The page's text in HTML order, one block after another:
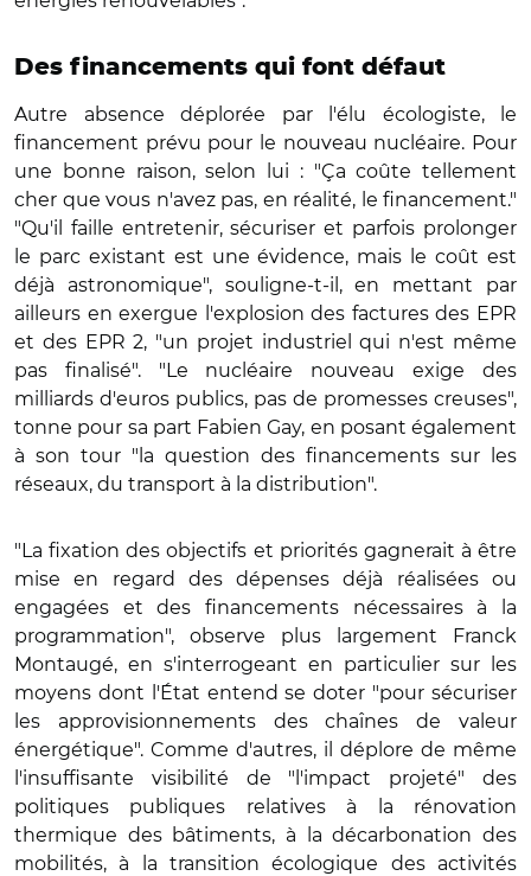
Des financements qui font défaut
Autre absence déplorée par l'élu écologiste, le
financement prévu pour le nouveau nucléaire. Pour
une bonne raison, selon lui : "Ça coûte tellement
cher que vous n'avez pas, en réalité, le financement."
"Qu'il faille entretenir, sécuriser et parfois prolonger
le parc existant est une évidence, mais le coût est
déjà astronomique", souligne-t-il, en mettant par
ailleurs en exergue l'explosion des factures des EPR
et des EPR 2, "un projet industriel qui n'est même
pas finalisé". "Le nucléaire nouveau exige des
milliards d'euros publics, pas de promesses creuses",
tonne pour sa part Fabien Gay, en posant également
à son tour "la question des financements sur les
réseaux, du transport à la distribution".
"La fixation des objectifs et priorités gagnerait à être
mise en regard des dépenses déjà réalisées ou
engagées et des financements nécessaires à la
programmation", observe plus largement Franck
Montaugé, en s'interrogeant en particulier sur les
moyens dont l'État entend se doter "pour sécuriser
les approvisionnements des chaînes de valeur
énergétique". Comme d'autres, il déplore de même
l'insuffisante visibilité de "l'impact projeté" des
politiques publiques relatives à la rénovation
thermique des bâtiments, à la décarbonation des
mobilités, à la transition écologique des activités